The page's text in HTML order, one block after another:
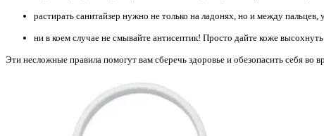
растирать санитайзер нужно не только на ладонях, но и между пальцев,
ни в коем случае не смывайте антисептик! Просто дайте коже
Эти несложные правила помогут вам сберечь здоровье и обезопасить себя во